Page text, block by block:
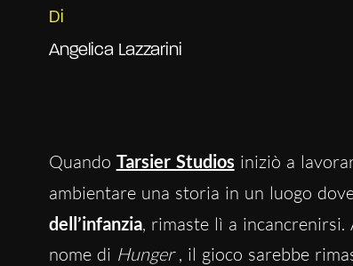
Di
Angelica Lazzarini
Quando Tarsier Studios iniziò a
ambientare una storia in un luogo
dell’infanzia, rimaste lì a
nome di Hunger , il gioco sarebbe